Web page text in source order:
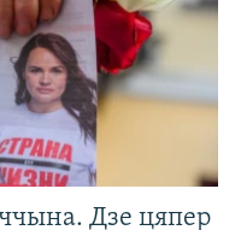
Дзе цяпер